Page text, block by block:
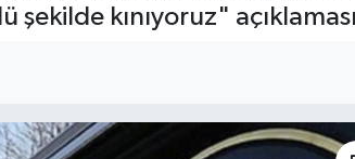
şekilde kınıyoruz"